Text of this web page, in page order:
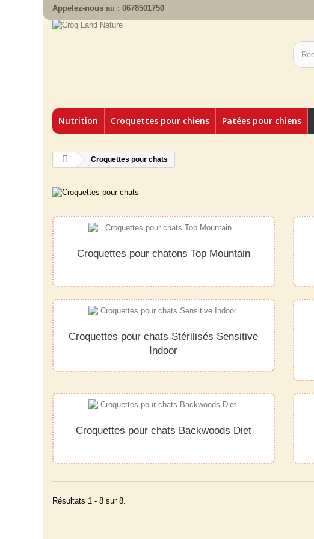
Appelez-nous au : 0678501750
Nutrition Croquettes pour chiens Patées pour chiens
Croquettes pour chats
Croquettes pour chatons Top Mountain
Croquettes pour chats Stérilisés Sensitive
Indoor
Croquettes pour chats Backwoods Diet
Résultats 1 - 8 sur 8.